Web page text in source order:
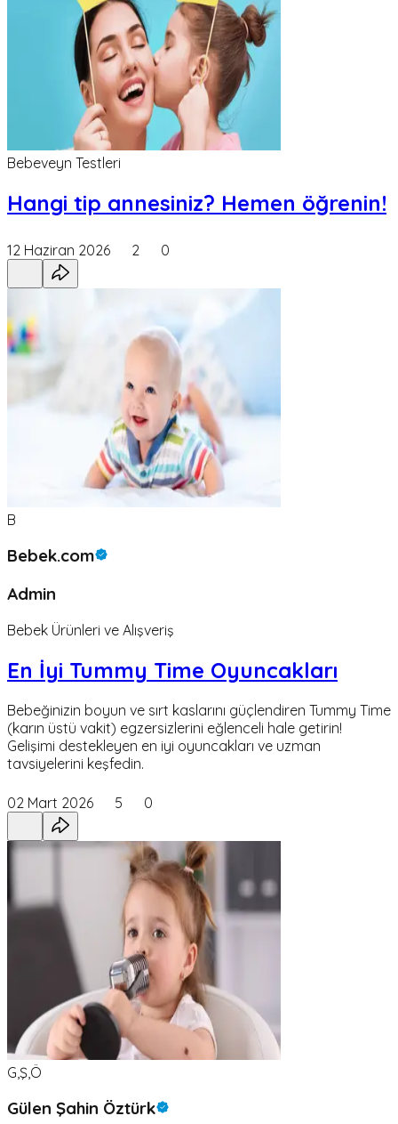
Bebeveyn Testleri
Hangi tip annesiniz? Hemen öğrenin!
12 Haziran 2026 2 0
B
Bebek.com
Admin
Bebek Ürünleri ve Alışveriş
En İyi Tummy Time Oyuncakları
Bebeğinizin boyun ve sırt kaslarını güçlendiren Tummy Time
(karın üstü vakit) egzersizlerini eğlenceli hale getirin!
Gelişimi destekleyen en iyi oyuncakları ve uzman
tavsiyelerini keşfedin.
02 Mart 2026 5 0
G,Ş,Ö
Gülen Şahin Öztürk